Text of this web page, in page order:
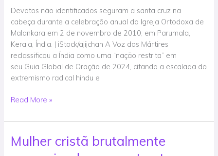
Devotos não identificados seguram a santa cruz na
cabeça durante a celebração anual da Igreja Ortodoxa de
Malankara em 2 de novembro de 2010, em Parumala,
Kerala, Índia. | iStock/ajijchan A Voz dos Mártires
reclassificou a Índia como uma “nação restrita” em
seu Guia Global de Oração de 2024, citando a escalada do
extremismo radical hindu e
Voz
dos
Mártires
–
Notícia
Read More »
Mulher cristã brutalmente
Mulher